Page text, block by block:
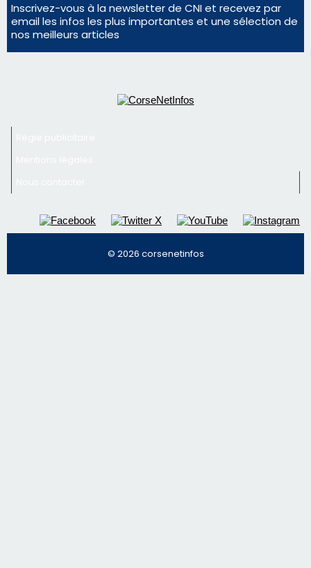
Inscrivez-vous à la newsletter de CNI et recevez par
email les infos les plus importantes et une sélection de
nos meilleurs articles
© 2026 corsenetinfos